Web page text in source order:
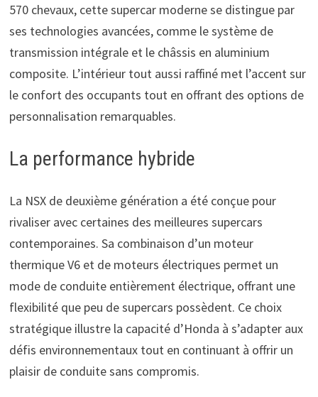
570 chevaux, cette supercar moderne se distingue par
ses technologies avancées, comme le système de
transmission intégrale et le châssis en aluminium
composite. L’intérieur tout aussi raffiné met l’accent sur
le confort des occupants tout en offrant des options de
personnalisation remarquables.
La performance hybride
La NSX de deuxième génération a été conçue pour
rivaliser avec certaines des meilleures supercars
contemporaines. Sa combinaison d’un moteur
thermique V6 et de moteurs électriques permet un
mode de conduite entièrement électrique, offrant une
flexibilité que peu de supercars possèdent. Ce choix
stratégique illustre la capacité d’Honda à s’adapter aux
défis environnementaux tout en continuant à offrir un
plaisir de conduite sans compromis.